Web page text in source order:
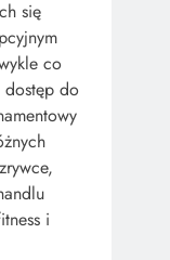
się
co
dostęp do
i